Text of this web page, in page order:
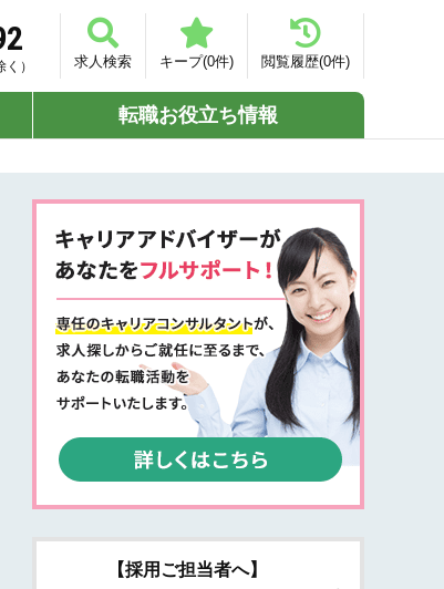
） 求人検索 キープ(0件) 閲覧履歴(0件)
転職お役立ち情報
【採用ご担当者へ】